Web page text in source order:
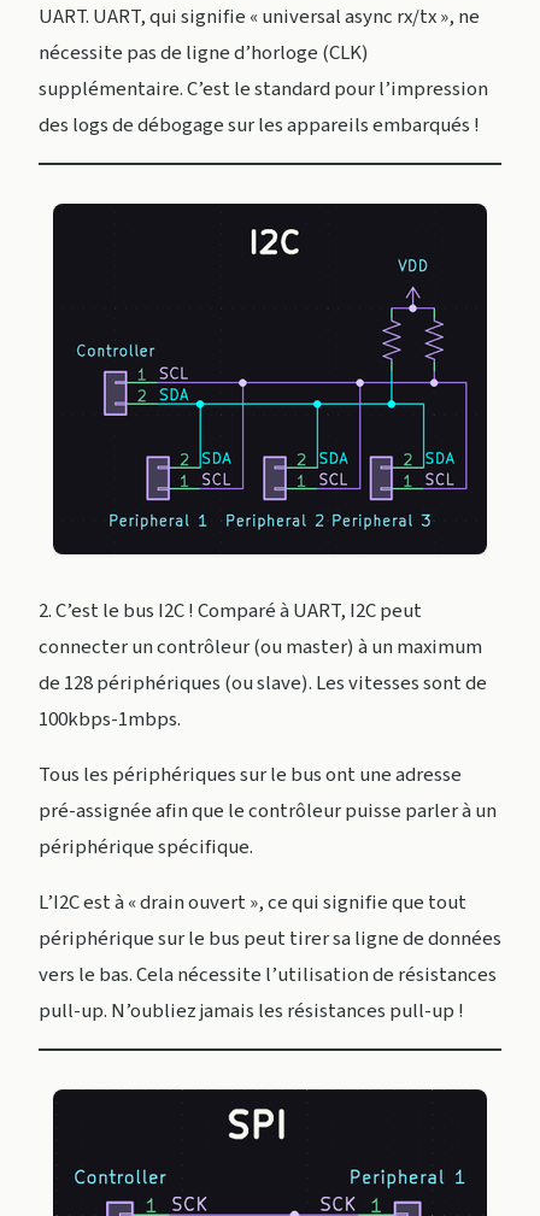
UART. UART, qui signifie « universal async rx/tx », ne
nécessite pas de ligne d’horloge (CLK)
supplémentaire. C’est le standard pour l’impression
des logs de débogage sur les appareils embarqués !
2. C’est le bus I2C ! Comparé à UART, I2C peut
connecter un contrôleur (ou master) à un maximum
de 128 périphériques (ou slave). Les vitesses sont de
100kbps-1mbps.
Tous les périphériques sur le bus ont une adresse
pré-assignée afin que le contrôleur puisse parler à un
périphérique spécifique.
L’I2C est à « drain ouvert », ce qui signifie que tout
périphérique sur le bus peut tirer sa ligne de données
vers le bas. Cela nécessite l’utilisation de résistances
pull-up. N’oubliez jamais les résistances pull-up !